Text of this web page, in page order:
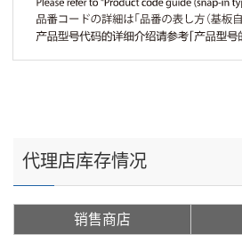
代理店库存情况
销售商店